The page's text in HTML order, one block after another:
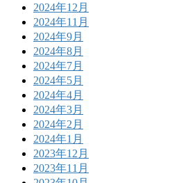
2024年12月
2024年11月
2024年9月
2024年8月
2024年7月
2024年5月
2024年4月
2024年3月
2024年2月
2024年1月
2023年12月
2023年11月